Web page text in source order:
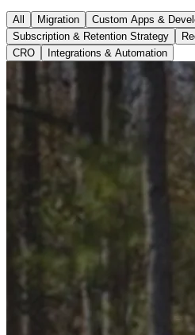
All Migration
Custom Apps &
Subscription & Retention Strategy
CRO
Integrations & Automation